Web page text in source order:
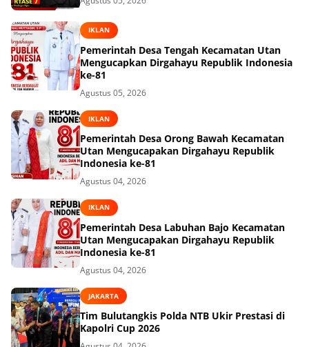
IKLAN
Pemerintah Desa Tengah Kecamatan Utan
Mengucapkan Dirgahayu Republik Indonesia
ke-81
Agustus 05, 2026
IKLAN
Pemerintah Desa Orong Bawah Kecamatan
Utan Mengucapakan Dirgahayu Republik
Indonesia ke-81
Agustus 04, 2026
IKLAN
Pemerintah Desa Labuhan Bajo Kecamatan
Utan Mengucapakan Dirgahayu Republik
Indonesia ke-81
Agustus 04, 2026
JAKARTA
Tim Bulutangkis Polda NTB Ukir Prestasi di
Kapolri Cup 2026